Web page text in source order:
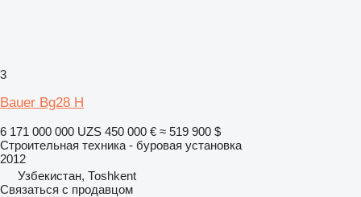
3
Bauer Bg28 H
6 171 000 000 UZS 450 000 € ≈ 519 900 $
Строительная техника - буровая установка
2012
Узбекистан, Тоshkent
Связаться с продавцом